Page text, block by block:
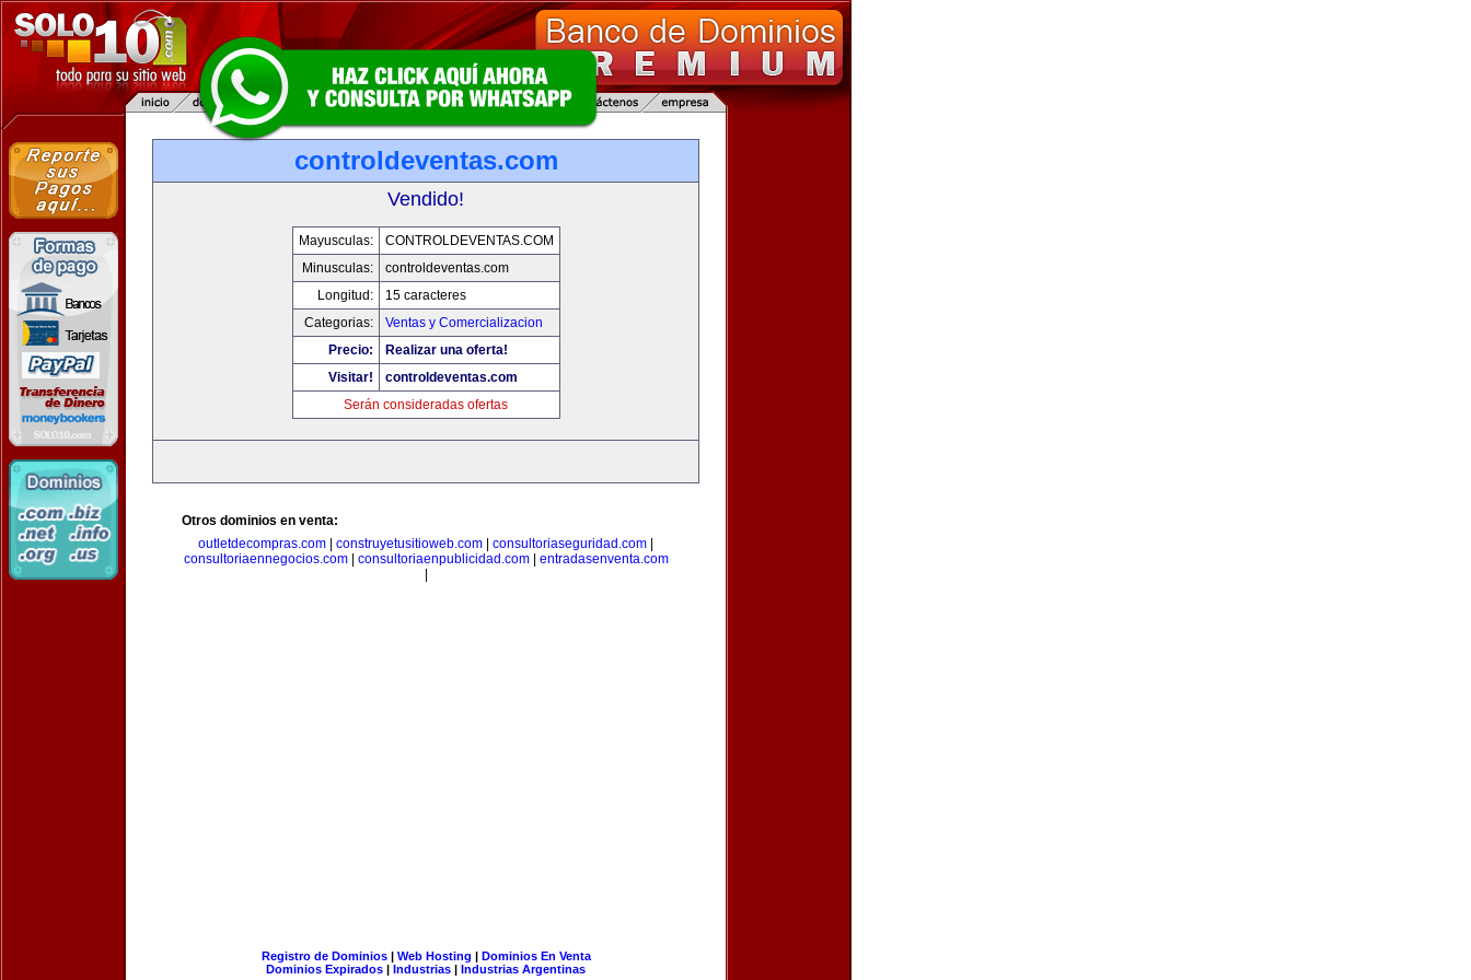
controldeventas.com
Vendido!
Mayusculas:
CONTROLDEVENTAS.COM
Minusculas:
controldeventas.com
Longitud:
15 caracteres
Categorias:
Ventas y Comercializacion
Precio:
Realizar una oferta!
Visitar!
controldeventas.com
Serán consideradas ofertas
Otros dominios en venta:
outletdecompras.com
construyetusitioweb.com consultoriaseguridad.com
consultoriaennegocios.com| consultoriaenpublicidad.com| entradasenventa.com
Registro de Dominios| Web Hosting | Dominios En Venta
Dominios Expirados | Industrias | Industrias Argentinas